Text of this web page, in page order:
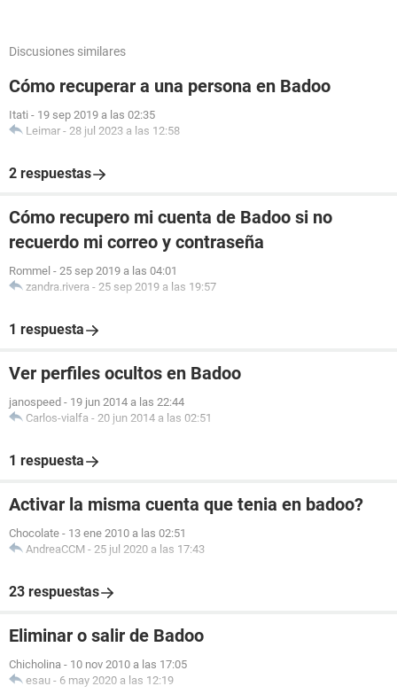
Discusiones similares
Cómo recuperar a una persona en Badoo
Itati - 19 sep 2019 a las 02:35
Leimar - 28 jul 2023 a las 12:58
2 respuestas
Cómo recupero mi cuenta de Badoo si no
recuerdo mi correo y contraseña
Rommel - 25 sep 2019 a las 04:01
zandra.rivera - 25 sep 2019 a las 19:57
1 respuesta
Ver perfiles ocultos en Badoo
janospeed - 19 jun 2014 a las 22:44
Carlos-vialfa - 20 jun 2014 a las 02:51
1 respuesta
Activar la misma cuenta que tenia en badoo?
Chocolate - 13 ene 2010 a las 02:51
AndreaCCM - 25 jul 2020 a las 17:43
23 respuestas
Eliminar o salir de Badoo
Chicholina - 10 nov 2010 a las 17:05
esau - 6 may 2020 a las 12:19